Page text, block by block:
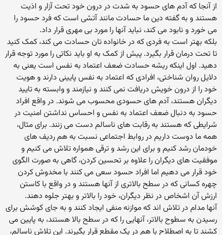
از آنجا که آدم های حسود به شدت در درون خود تحت آزار و اذیت
هستند و به گفته دین ما حسادت مانند آتشی است که فرد حسود را
می خورد و نابود می کند، نباید آنها را مورد بی مهری قرار داد.
بلکه بهتر است به فردی که در خانواده تان حسادت می کند، کمک کنید
تا تحت درمان قرار بگیرد. پیش از کمک به او باید نکاتی را مورد توجه قرار
دهید. اول اینکه ریشه حسادت ضعف اعتماد به نفس است یعنی به
دلایل روان شناختی، افرادی که اعتماد به نفس پایینی دارند و هویت
خود را از درون خویش دریافت نمی کنند و نیازمند و وابسته به تایید
دیگران هستند، آدم های حسودی محسوب می شوند. در واقع افراد
حسود به دنبال ضعف اعتماد به نفس و احساس نداشتن امنیت در
شرایطی که هستند به رقابت های ناسالم دست می زنند. برای مثال،
همه ما دوست داریم در روابط اجتماعی نسبت به هم ردیف های
خودمان رشد کنیم و برای این رشد و ترقی همواره تلاش می کنیم و
موفقیت های دیگران را علاوه بر تحسین کردن، گاهی به صورت الگوی
خود قرار می دهیم اما افراد حسود سعی می کنند با مخدوش کردن
چهره کسانی که در سطح بالاتری از آنها هستند و در واقع با کاستن
ارزش آن اشخاص در نظر دیگران، خود را بالاتر و بهتر جلوه دهند.
آنها مدام در تلاش اند که موازنه منفی ایجاد کنند و به جای کوشش برای
رسیدن به سطوح بالاتر، آنهایی را که در سطح بالا هستند، به پایین می
کشند تا به اصطلاح با هم در یک مقطع قرار بگیرند. این تلاش ناسالم،